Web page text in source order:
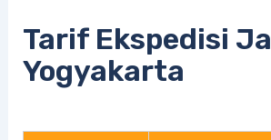
Tarif Ekspedisi
Yogyakarta